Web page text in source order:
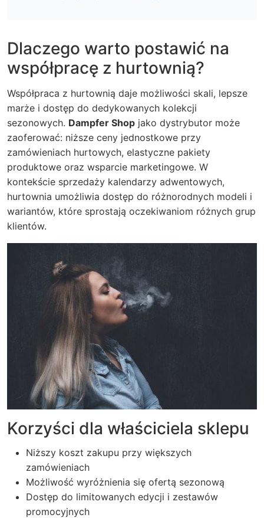
Dlaczego warto postawić na
współpracę z hurtownią?
Współpraca z hurtownią daje możliwości skali, lepsze
marże i dostęp do dedykowanych kolekcji
sezonowych. Dampfer Shop jako dystrybutor może
zaoferować: niższe ceny jednostkowe przy
zamówieniach hurtowych, elastyczne pakiety
produktowe oraz wsparcie marketingowe. W
kontekście sprzedaży kalendarzy adwentowych,
hurtownia umożliwia dostęp do różnorodnych modeli i
wariantów, które sprostają oczekiwaniom różnych grup
klientów.
Korzyści dla właściciela sklepu
Niższy koszt zakupu przy większych
zamówieniach
Możliwość wyróżnienia się ofertą sezonową
Dostęp do limitowanych edycji i zestawów
promocyjnych